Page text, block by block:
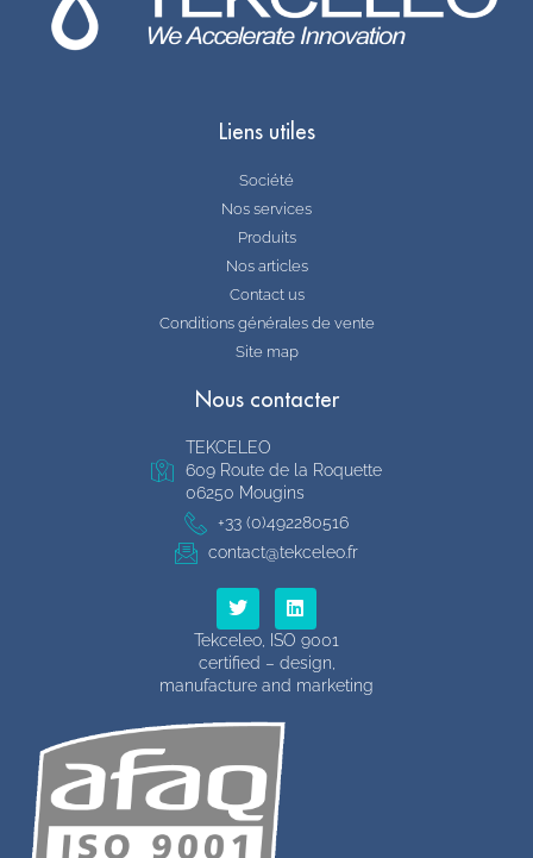
Liens utiles
Société
Nos services
Produits
Nos articles
Contact us
Conditions générales de vente
Site map
Nous contacter
TEKCELEO
609 Route de la Roquette
06250 Mougins
+33 (0)492280516
contact@tekceleo.fr
T
w
i
t
t
e
L
i
n
k
e
d
Tekceleo, ISO 9001
certified – design,
manufacture and marketing